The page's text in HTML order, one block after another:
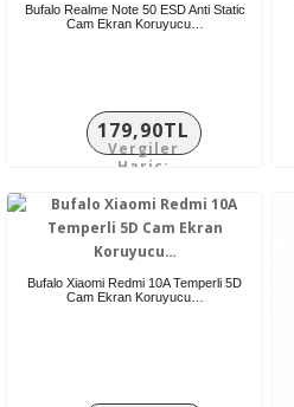
Bufalo Realme Note 50 ESD Anti Static
Cam Ekran Koruyucu…
179,90TL
Vergiler
Hariç:
Bufalo Xiaomi Redmi 10A Temperli 5D
Cam Ekran Koruyucu…